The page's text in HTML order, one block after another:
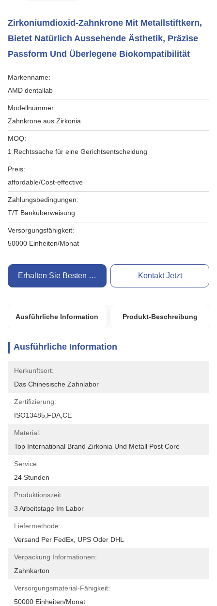
Zirkoniumdioxid-Zahnkrone Mit Metallstiftkern,
Bietet Natürlich Aussehende Ästhetik, Präzise
Passform Und Überlegene Biokompatibilität
Markenname:
AMD dentallab
Modellnummer:
Zahnkrone aus Zirkonia
MOQ:
1 Rechtssache für eine Gerichtsentscheidung
Preis:
affordable/Cost-effective
Zahlungsbedingungen:
T/T Banküberweisung
Versorgungsfähigkeit:
50000 Einheiten/Monat
Erhalten Sie Besten Preis Kontakt Jetzt
Ausführliche Information Produkt-Beschreibung
Ausführliche Information
Herkunftsort:
Das Chinesische Zahnlabor
Zertifizierung:
ISO13485,FDA,CE
Material:
Top International Brand Zirkonia Und Metall Post Core
Service:
24 Stunden
Produktionszeit:
3 Arbeitstage Im Labor
Liefermethode:
Versand Per FedEx, UPS Oder DHL
Verpackung Informationen:
Zahnkarton
Versorgungsmaterial-Fähigkeit:
50000 Einheiten/Monat